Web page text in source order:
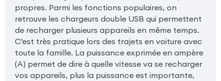
propres. Parmi les fonctions populaires, on
retrouve les chargeurs double USB qui permettent
de recharger plusieurs appareils en même temps.
C'est très pratique lors des trajets en voiture avec
toute la famille. La puissance exprimée en ampère
(A) permet de dire à quelle vitesse va se recharger
vos appareils, plus la puissance est importante,